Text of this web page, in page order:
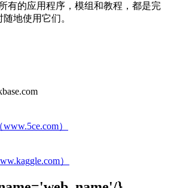
有的应用程序，模组和教程，都是完
地使用它们。
）
）